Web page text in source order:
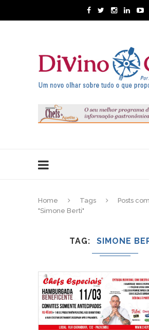
Home Tags
Posts
"Simone Berti"
TAG SIMONE